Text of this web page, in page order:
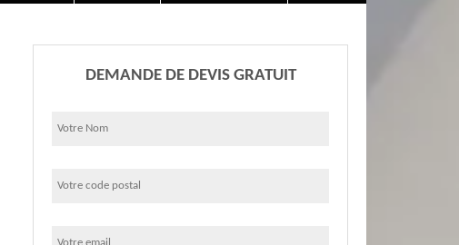
DEMANDE DE DEVIS GRATUIT